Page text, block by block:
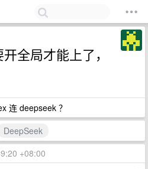
全局才能上了，
连 deepseek ？
DeepSeek
+08:00